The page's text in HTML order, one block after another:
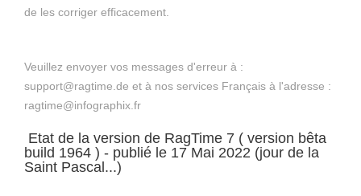
de les corriger efficacement.
Veuillez envoyer vos messages d'erreur à :
support@ragtime.de et à nos services Français à l'adresse :
ragtime@infographix.fr
Etat de la version de RagTime 7 ( version bêta
build 1964 ) - publié le 17 Mai 2022 (jour de la
Saint Pascal...)